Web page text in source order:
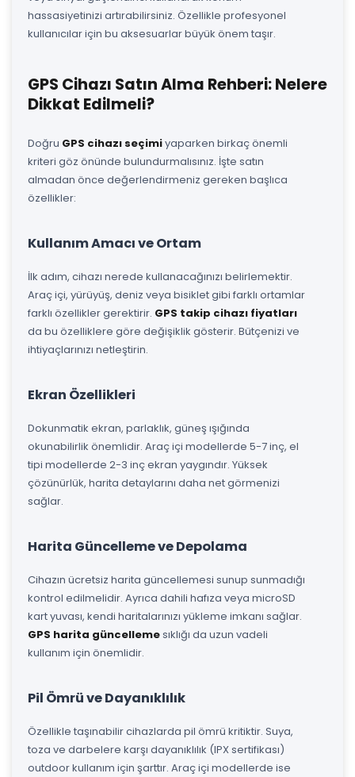
hassasiyetinizi artırabilirsiniz. Özellikle profesyonel
kullanıcılar için bu aksesuarlar büyük önem taşır.
GPS Cihazı Satın Alma Rehberi: Nelere
Dikkat Edilmeli?
Doğru GPS cihazı seçimiyaparken birkaç önemli
kriteri göz önünde bulundurmalısınız. İşte satın
almadan önce değerlendirmeniz gereken başlıca
özellikler:
Kullanım Amacı ve Ortam
İlk adım, cihazı nerede kullanacağınızı belirlemektir.
Araç içi, yürüyüş, deniz veya bisiklet gibi farklı ortamlar
farklı özellikler gerektirir. GPS takip cihazı fiyatları
da bu özelliklere göre değişiklik gösterir. Bütçenizi ve
ihtiyaçlarınızı netleştirin.
Ekran Özellikleri
Dokunmatik ekran, parlaklık, güneş ışığında
okunabilirlik önemlidir. Araç içi modellerde 5-7 inç, el
tipi modellerde 2-3 inç ekran yaygındır. Yüksek
çözünürlük, harita detaylarını daha net görmenizi
sağlar.
Harita Güncelleme ve Depolama
Cihazın ücretsiz harita güncellemesi sunup sunmadığı
kontrol edilmelidir. Ayrıca dahili hafıza veya microSD
kart yuvası, kendi haritalarınızı yükleme imkanı sağlar.
GPS harita güncellemesıklığı da uzun vadeli
kullanım için önemlidir.
Pil Ömrü ve Dayanıklılık
Özellikle taşınabilir cihazlarda pil ömrü kritiktir. Suya,
toza ve darbelere karşı dayanıklılık (IPX sertifikası)
outdoor kullanım için şarttır. Araç içi modellerde ise